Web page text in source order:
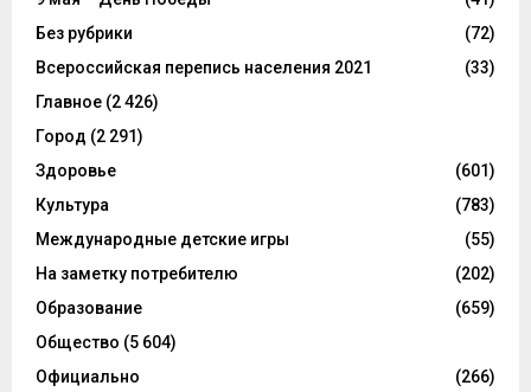
Без рубрики
(72)
Всероссийская перепись населения 2021
(33)
Главное (2 426)
Город (2 291)
Здоровье
(601)
Культура
(783)
Международные детские игры
(55)
На заметку потребителю
(202)
Образование
(659)
Общество (5 604)
Официально
(266)